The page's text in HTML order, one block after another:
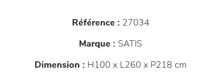
Référence : 27034
Marque : SATIS
Dimension : H100 x L260 x P218 cm